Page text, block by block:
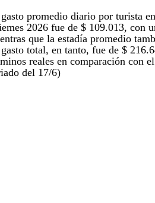
promedio diario por turista
2026 fue de $ 109.013, con
que la estadía promedio
total, en tanto, fue de $
reales en comparación con
del 17/6)